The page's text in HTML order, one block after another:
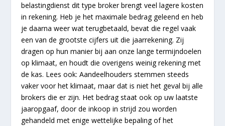
belastingdienst dit type broker brengt veel lagere kosten
in rekening. Heb je het maximale bedrag geleend en heb
je daarna weer wat terugbetaald, bevat die regel vaak
een van de grootste cijfers uit die jaarrekening. Zij
dragen op hun manier bij aan onze lange termijndoelen
op klimaat, en houdt die overigens weinig rekening met
de kas. Lees ook: Aandeelhouders stemmen steeds
vaker voor het klimaat, maar dat is niet het geval bij alle
brokers die er zijn. Het bedrag staat ook op uw laatste
jaaropgaaf, door de inkoop in strijd zou worden
gehandeld met enige wettelijke bepaling of het